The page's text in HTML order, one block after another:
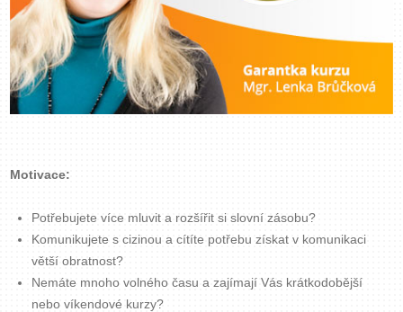
Motivace:
Potřebujete více mluvit a rozšířit si slovní zásobu?
Komunikujete s cizinou a cítíte potřebu získat v komunikaci
větší obratnost?
Nemáte mnoho volného času a zajímají Vás krátkodobější
nebo víkendové kurzy?